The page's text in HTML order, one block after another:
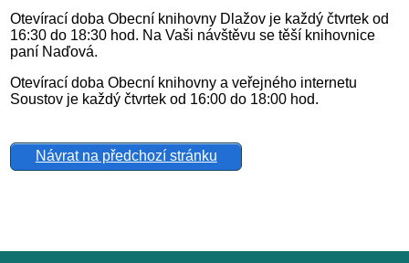
Otevírací doba Obecní knihovny Dlažov je každý čtvrtek od
16:30 do 18:30 hod. Na Vaši návštěvu se těší knihovnice
paní Naďová.
Otevírací doba Obecní knihovny a veřejného internetu
Soustov je každý čtvrtek od 16:00 do 18:00 hod.
Návrat na předchozí stránku